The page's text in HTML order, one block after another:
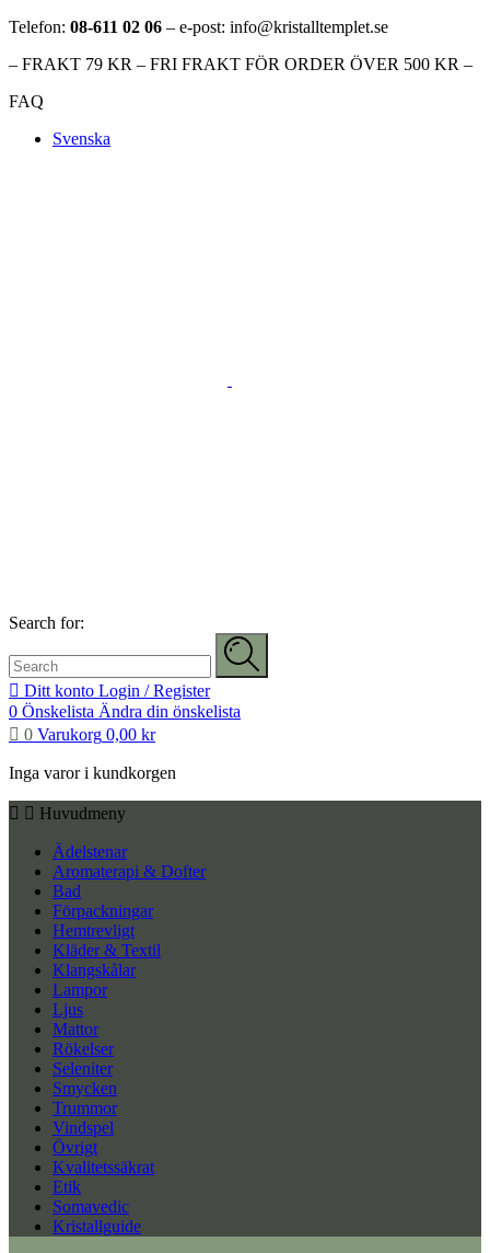
Telefon: 08-611 02 06 – e-post: info@kristalltemplet.se
– FRAKT 79 KR – FRI FRAKT FÖR ORDER ÖVER 500 KR –
FAQ
Svenska
Search for:
Ditt konto Login / Register
0 Önskelista Ändra din önskelista
0 Varukorg 0,00 kr
Inga varor i kundkorgen
Huvudmeny
Ädelstenar
Aromaterapi & Dofter
Bad
Förpackningar
Hemtrevligt
Kläder & Textil
Klangskålar
Lampor
Ljus
Mattor
Rökelser
Seleniter
Smycken
Trummor
Vindspel
Övrigt
Kvalitetssäkrat
Etik
Somavedic
Kristallguide